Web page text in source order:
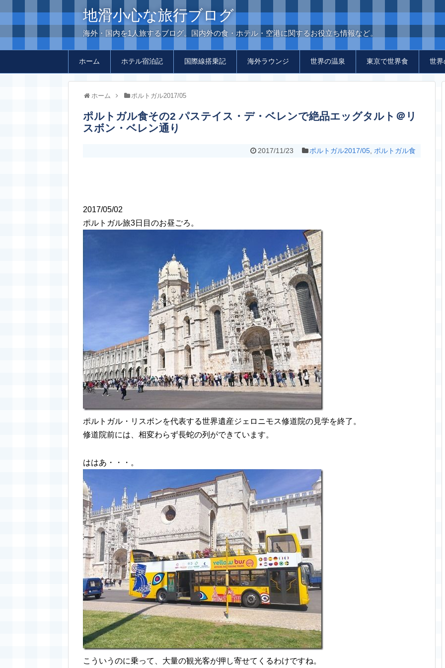
地滑小心な旅行ブログ
海外・国内を1人旅するブログ。国内外の食・ホテル・空港に関するお役立ち情報など。
ホーム ホテル宿泊記 国際線搭乗記 海外ラウンジ 世界の温泉 東京で世界食 世界
ホーム ポルトガル2017/05
ポルトガル食その2 パステイス・デ・ベレンで絶品エッグタルト＠リ
スボン・ベレン通り
2017/11/23 ポルトガル2017/05 ポルトガル食
2017/05/02
ポルトガル旅3日目のお昼ごろ。
ポルトガル・リスボンを代表する世界遺産ジェロニモス修道院の見学を終了。
修道院前には、相変わらず長蛇の列ができています。
ははあ・・・。
こういうのに乗って、大量の観光客が押し寄せてくるわけですね。